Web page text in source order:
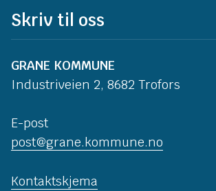
Skriv til oss
GRANE KOMMUNE
Industriveien 2, 8682 Trofors
E-post
post@grane.kommune.no
Kontaktskjema